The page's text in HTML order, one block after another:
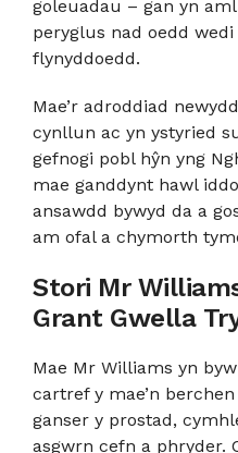
goleuadau – gan yn
peryglus nad oedd
flynyddoedd.
Mae’r adroddiad
cynllun ac yn ystyried
gefnogi pobl hŷn yng
mae ganddynt hawl
ansawdd bywyd da a
am ofal a chymorth
Stori Mr
Grant Gwella
Mae Mr Williams yn
cartref y mae’n
ganser y prostad,
asgwrn cefn a phryder.